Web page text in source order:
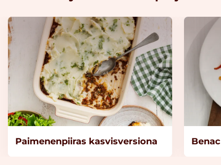
Paimenenpiiras kasvisversiona